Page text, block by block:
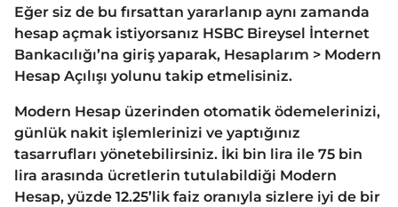
Eğer siz de bu fırsattan yararlanıp aynı zamanda
hesap açmak istiyorsanız HSBC Bireysel İnternet
Bankacılığı’na giriş yaparak, Hesaplarım > Modern
Hesap Açılışı yolunu takip etmelisiniz.
Modern Hesap üzerinden otomatik ödemelerinizi,
günlük nakit işlemlerinizi ve yaptığınız
tasarrufları yönetebilirsiniz. İki bin lira ile 75 bin
lira arasında ücretlerin tutulabildiği Modern
Hesap, yüzde 12.25’lik faiz oranıyla sizlere iyi de bir